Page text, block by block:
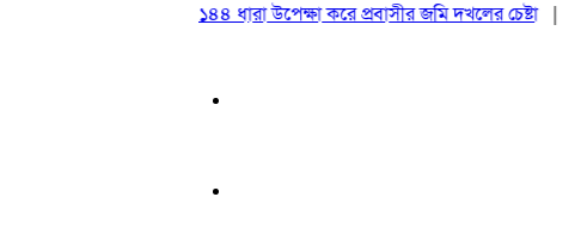
১৪৪ ধারা উপেক্ষা করে প্রবাসীর জমি দখলের চেষ্টা|২০